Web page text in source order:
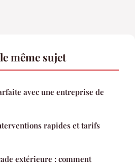
même sujet
avec une entreprise de
rapides et tarifs
extérieure : comment